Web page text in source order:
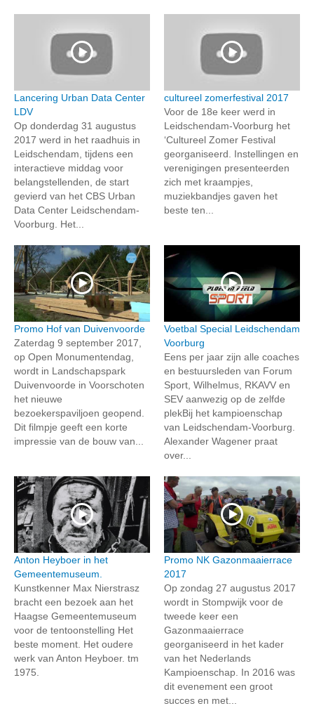
Lancering Urban Data Center
LDV
Op donderdag 31 augustus
2017 werd in het raadhuis in
Leidschendam, tijdens een
interactieve middag voor
belangstellenden, de start
gevierd van het CBS Urban
Data Center Leidschendam-
Voorburg. Het...
cultureel zomerfestival 2017
Voor de 18e keer werd in
Leidschendam-Voorburg het
‘Cultureel Zomer Festival
georganiseerd. Instellingen en
verenigingen presenteerden
zich met kraampjes,
muziekbandjes gaven het
beste ten...
Promo Hof van Duivenvoorde
Zaterdag 9 september 2017,
op Open Monumentendag,
wordt in Landschapspark
Duivenvoorde in Voorschoten
het nieuwe
bezoekerspaviljoen geopend.
Dit filmpje geeft een korte
impressie van de bouw van...
Voetbal Special Leidschendam
Voorburg
Eens per jaar zijn alle coaches
en bestuursleden van Forum
Sport, Wilhelmus, RKAVV en
SEV aanwezig op de zelfde
plekBij het kampioenschap
van Leidschendam-Voorburg.
Alexander Wagener praat
over...
Anton Heyboer in het
Gemeentemuseum.
Kunstkenner Max Nierstrasz
bracht een bezoek aan het
Haagse Gemeentemuseum
voor de tentoonstelling Het
beste moment. Het oudere
werk van Anton Heyboer. tm
1975.
Promo NK Gazonmaaierrace
2017
Op zondag 27 augustus 2017
wordt in Stompwijk voor de
tweede keer een
Gazonmaaierrace
georganiseerd in het kader
van het Nederlands
Kampioenschap. In 2016 was
dit evenement een groot
succes en met...